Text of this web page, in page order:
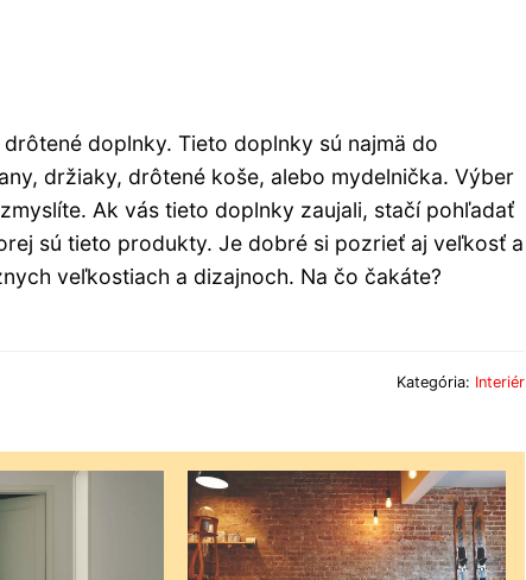
doplnky. Tieto doplnky sú najmä do
držiaky, drôtené koše, alebo mydelnička. Výber
Ak vás tieto doplnky zaujali, stačí pohľadať
sú tieto produkty. Je dobré si pozrieť aj veľkosť a
veľkostiach a dizajnoch. Na čo čakáte?
Kategória: Interiér